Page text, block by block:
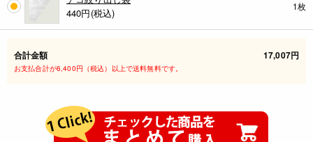
440円(税込)
1枚
合計金額 17,007円
お支払合計が6,400円（税込）以上で送料無料です。